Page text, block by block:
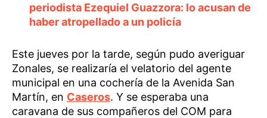
periodista Ezequiel Guazzora: lo acusan de
haber atropellado a un policía
Este jueves por la tarde, según pudo averiguar
Zonales, se realizaría el velatorio del agente
municipal en una cochería de la Avenida San
Martín, en Caseros. Y se esperaba una
caravana de sus compañeros del COM para